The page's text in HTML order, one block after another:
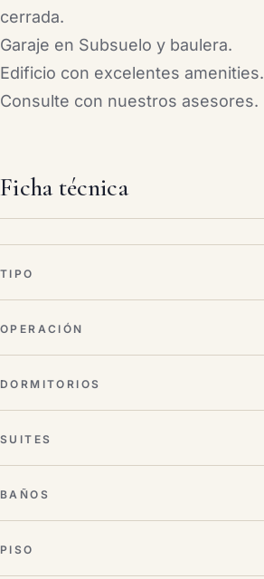
cerrada.
Garaje en Subsuelo y baulera.
Edificio con excelentes amenities.
Consulte con nuestros asesores.
Ficha técnica
TIPO
OPERACIÓN
DORMITORIOS
SUITES
BAÑOS
PISO